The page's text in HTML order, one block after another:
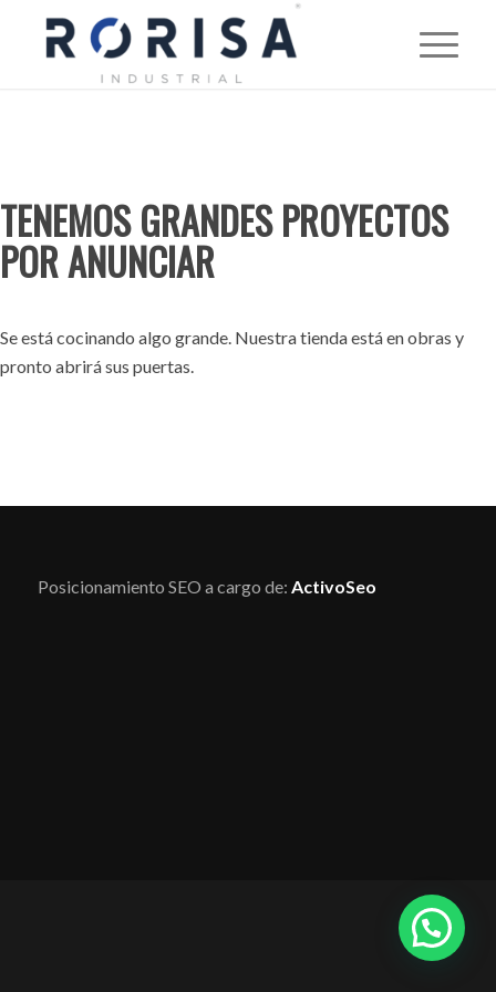
TENEMOS GRANDES PROYECTOS
POR ANUNCIAR
Se está cocinando algo grande. Nuestra tienda está en obras y
pronto abrirá sus puertas.
Posicionamiento SEO a cargo de: ActivoSeo